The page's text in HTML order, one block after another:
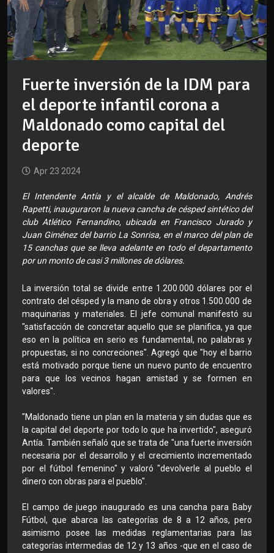
Fuerte inversión de la IDM para
el deporte infantil corona a
Maldonado como capital del
deporte
Apr 23 2024
El Intendente Antía y el alcalde de Maldonado, Andrés
Rapetti, inauguraron la nueva cancha de césped sintético del
club Atlético Fernandino, ubicada en Francisco Jurado y
Juan Giménez del barrio La Sonrisa, en el marco del plan de
15 canchas que se lleva adelante en todo el departamento
por un monto de casi 3 millones de dólares.
La inversión total se divide entre 1.200.000 dólares por el
contrato del césped y la mano de obra y otros 1.500.000 de
maquinarias y materiales. El jefe comunal manifestó su
"satisfacción de concretar aquello que se planifica, ya que
eso en la política en serio es fundamental, no palabras y
propuestas, si no concreciones". Agregó que "hoy el barrio
está motivado porque tiene un nuevo punto de encuentro
para que los vecinos hagan amistad y se formen en
valores".
"Maldonado tiene un plan en la materia y sin dudas que es
la capital del deporte por todo lo que ha invertido", aseguró
Antía. También señaló que se trata de "una fuerte inversión
necesaria por el desarrollo y el crecimiento incrementado
por el fútbol femenino" y valoró "devolverle al pueblo el
dinero con obras para el pueblo".
El campo de juego inaugurado es una cancha para Baby
Fútbol, que abarca las categorías de 8 a 12 años, pero
asimismo posee las medidas reglamentarias para las
categorías intermedias de 12 y 13 años -que en el caso de